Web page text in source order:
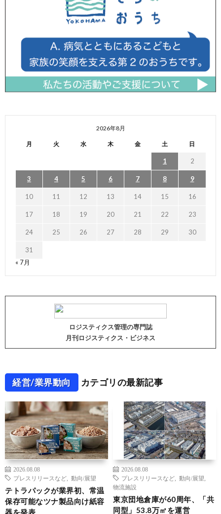
2026年8月
月 火 水 木 金 土 日
1 2
3 4 5 6 7 8 9
10 11 12 13 14 15 16
17 18 19 20 21 22 23
24 25 26 27 28 29 30
31
« 7月
ロジスティクス管理の専門誌
月刊ロジスティクス・ビジネス
経営/業界動向 カテゴリの最新記事
2026.08.08
プレスリリースなど
動向/展望
テトラパックが業界初、常温
保存可能なツナ製品向け紙容
器を発表
2026.08.08
プレスリリースなど
動向/展望
物流施設
東京団地倉庫が60周年、「共
同型」53.8万㎡を運営